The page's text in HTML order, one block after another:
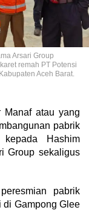
Arsari Group
remah PT Potensi
Aceh Barat.
atau yang
pabrik
Hashim
Group sekaligus
pabrik
di Gampong Glee